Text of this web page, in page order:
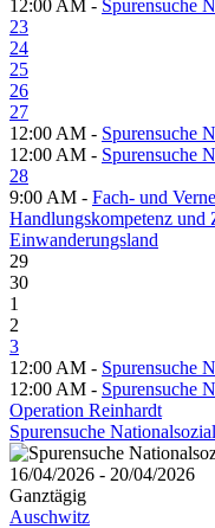
12:00 AM - Spurensuche
23
24
25
26
27
12:00 AM - Spurensuche
12:00 AM - Spurensuche
28
9:00 AM - Fach- und
Handlungskompetenz und
Einwanderungsland
29
30
1
2
3
12:00 AM - Spurensuche
12:00 AM - Spurensuche
Operation Reinhardt
Spurensuche
16/04/2026 - 20/04/2026
Ganztägig
Auschwitz